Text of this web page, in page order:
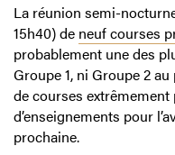
La réunion semi-
15h40) de neuf courses
probablement une des
Groupe 1, ni Groupe 2
de courses
d’enseignements pour
prochaine.